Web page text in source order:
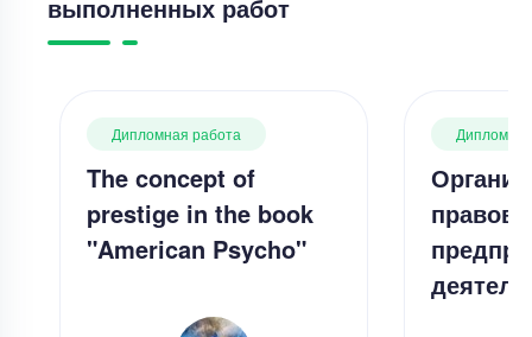
выполненных работ
Дипломная работа
The concept of
prestige in the book
"American Psycho"